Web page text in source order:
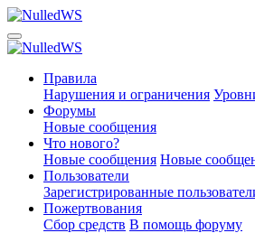
Правила
Нарушения и ограничения
Форумы
Новые сообщения
Что нового?
Новые сообщения Новые
Пользователи
Зарегистрированные
Пожертвования
Сбор средств В помощь форуму